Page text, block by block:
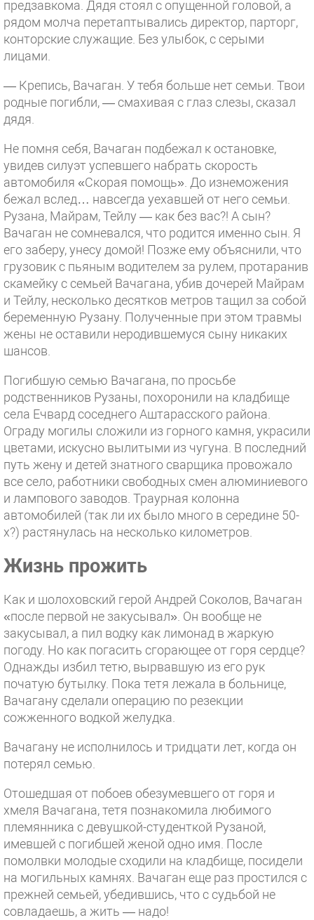
предзавкома. Дядя стоял с опущенной головой, а
рядом молча перетаптывались директор, парторг,
конторские служащие. Без улыбок, с серыми
лицами.
— Крепись, Вачаган. У тебя больше нет семьи. Твои
родные погибли, — смахивая с глаз слезы, сказал
дядя.
Не помня себя, Вачаган подбежал к остановке,
увидев силуэт успевшего набрать скорость
автомобиля «Скорая помощь». До изнеможения
бежал вслед… навсегда уехавшей от него семьи.
Рузана, Майрам, Тейлу — как без вас?! А сын?
Вачаган не сомневался, что родится именно сын. Я
его заберу, унесу домой! Позже ему объяснили, что
грузовик с пьяным водителем за рулем, протаранив
скамейку с семьей Вачагана, убив дочерей Майрам
и Тейлу, несколько десятков метров тащил за собой
беременную Рузану. Полученные при этом травмы
жены не оставили неродившемуся сыну никаких
шансов.
Погибшую семью Вачагана, по просьбе
родственников Рузаны, похоронили на кладбище
села Ечвард соседнего Аштарасского района.
Ограду могилы сложили из горного камня, украсили
цветами, искусно вылитыми из чугуна. В последний
путь жену и детей знатного сварщика провожало
все село, работники свободных смен алюминиевого
и лампового заводов. Траурная колонна
автомобилей (так ли их было много в середине 50-
х?) растянулась на несколько километров.
Жизнь прожить
Как и шолоховский герой Андрей Соколов, Вачаган
«после первой не закусывал». Он вообще не
закусывал, а пил водку как лимонад в жаркую
погоду. Но как погасить сгорающее от горя сердце?
Однажды избил тетю, вырвавшую из его рук
початую бутылку. Пока тетя лежала в больнице,
Вачагану сделали операцию по резекции
сожженного водкой желудка.
Вачагану не исполнилось и тридцати лет, когда он
потерял семью.
Отошедшая от побоев обезумевшего от горя и
хмеля Вачагана, тетя познакомила любимого
племянника с девушкой-студенткой Рузаной,
имевшей с погибшей женой одно имя. После
помолвки молодые сходили на кладбище, посидели
на могильных камнях. Вачаган еще раз простился с
прежней семьей, убедившись, что с судьбой не
совладаешь, а жить — надо!